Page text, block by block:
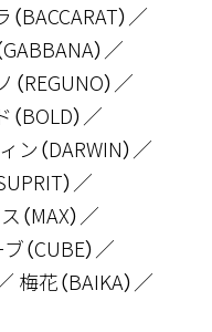
BACCARAT）
）
（REGUNO）
BOLD）
ン（DARWIN）
）
（MAX）
（CUBE）
梅花（BAIKA）